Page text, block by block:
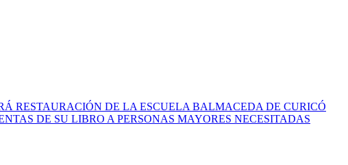
RESTAURACIÓN DE LA ESCUELA BALMACEDA DE CURICÓ
DE SU LIBRO A PERSONAS MAYORES NECESITADAS